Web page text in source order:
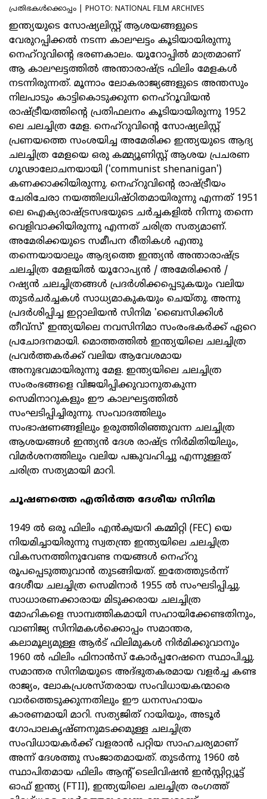
പ്രതിഭകൾക്കൊപ്പം | PHOTO: NATlONAL FILM ARCHIVES
ഇന്ത്യയുടെ സോഷ്യലിസ്റ്റ് ആശയങ്ങളുടെ
വേരുറപ്പിക്കല്‍ നടന്ന കാലഘട്ടം കൂടിയായിരുന്നു
നെഹ്റുവിന്റെ ഭരണകാലം. യൂറോപ്പില്‍ മാത്രമാണ്
ആ കാലഘട്ടത്തില്‍ അന്താരാഷ്ട്ര ഫിലിം മേളകള്‍
നടന്നിരുന്നത്. മൂന്നാം ലോകരാജ്യങ്ങളുടെ അന്തസും
നിലപാടും കാട്ടികൊടുക്കുന്ന നെഹ്റൂവിയന്‍
രാഷ്ട്രീയത്തിന്റെ പ്രതിഫലനം കൂടിയായിരുന്നു 1952
ലെ ചലച്ചിത്ര മേള. നെഹ്റുവിന്റെ സോഷ്യലിസ്റ്റ്
പ്രണയത്തെ സംശയിച്ച അമേരിക്ക ഇന്ത്യയുടെ ആദ്യ
ചലച്ചിത്ര മേളയെ ഒരു കമ്മ്യൂണിസ്റ്റ് ആശയ പ്രചരണ
ഗൂഢാലോചനയായി ('communist shenanigan')
കണക്കാക്കിയിരുന്നു. നെഹ്റുവിന്റെ രാഷ്ട്രീയം
ചേരിചേരാ നയത്തിലധിഷ്ഠിതമായിരുന്നു എന്നത് 1951
ലെ ഐക്യരാഷ്ട്രസഭയുടെ ചര്‍ച്ചകളില്‍ നിന്നു തന്നെ
വെളിവാക്കിയിരുന്നു എന്നത് ചരിത്ര സത്യമാണ്.
അമേരിക്കയുടെ സമീപന രീതികള്‍ എന്തു
തന്നെയായാലും ആദ്യത്തെ ഇന്ത്യന്‍ അന്താരാഷ്ട്ര
ചലച്ചിത്ര മേളയില്‍ യൂറോപ്യന്‍ / അമേരിക്കന്‍ /
റഷ്യന്‍ ചലച്ചിത്രങ്ങള്‍ പ്രദര്‍ശിക്കപ്പെടുകയും വലിയ
തുടര്‍ചര്‍ച്ചകള്‍ സാധ്യമാകുകയും ചെയ്തു. അന്നു
പ്രദര്‍ശിപ്പിച്ച ഇറ്റാലിയന്‍ സിനിമ 'ബൈസിക്കിള്‍
തീവ്സ്' ഇന്ത്യയിലെ നവസിനിമാ സംരംഭകര്‍ക്ക് ഏറെ
പ്രചോദനമായി. മൊത്തത്തില്‍ ഇന്ത്യയിലെ ചലച്ചിത്ര
പ്രവര്‍ത്തകര്‍ക്ക് വലിയ ആവേശമായ
അനുഭവമായിരുന്നു മേള. ഇന്ത്യയിലെ ചലച്ചിത്ര
സംരംഭങ്ങളെ വിജയിപ്പിക്കുവാനുതകുന്ന
സെമിനാറുകളും ഈ കാലഘട്ടത്തില്‍
സംഘടിപ്പിച്ചിരുന്നു. സംവാദത്തിലും
സംഭാഷണങ്ങളിലും ഉരുത്തിരിഞ്ഞുവന്ന ചലച്ചിത്ര
ആശയങ്ങള്‍ ഇന്ത്യന്‍ ദേശ രാഷ്ട്ര നിര്‍മിതിയിലും,
വിമര്‍ശനത്തിലും വലിയ പങ്കുവഹിച്ചു എന്നുള്ളത്
ചരിത്ര സത്യമായി മാറി.
ചൂഷണത്തെ എതിര്‍ത്ത ദേശീയ സിനിമ
1949 ല്‍ ഒരു ഫിലിം എന്‍ക്വയറി കമ്മിറ്റി (FEC) യെ
നിയമിച്ചായിരുന്നു സ്വതന്ത്ര ഇന്ത്യയിലെ ചലച്ചിത്ര
വികസനത്തിനുവേണ്ട നയങ്ങള്‍ നെഹ്റു
രൂപപ്പെടുത്തുവാന്‍ തുടങ്ങിയത്. ഇതേത്തുടര്‍ന്ന്
ദേശീയ ചലച്ചിത്ര സെമിനാര്‍ 1955 ല്‍ സംഘടിപ്പിച്ചു.
സാധാരണക്കാരായ മിടുക്കരായ ചലച്ചിത്ര
മോഹികളെ സാമ്പത്തികമായി സഹായിക്കേണ്ടതിനും,
വാണിജ്യ സിനിമകള്‍ക്കൊപ്പം സമാന്തര,
കലാമൂല്യമുള്ള ആര്‍ട് ഫിലിമുകള്‍ നിര്‍മിക്കുവാനും
1960 ല്‍ ഫിലിം ഫിനാന്‍സ് കോര്‍പ്പറേഷനെ സ്ഥാപിച്ചു.
സമാന്തര സിനിമയുടെ അദ്ഭുതകരമായ വളര്‍ച്ച കണ്ട
രാജ്യം, ലോകപ്രശസ്തരായ സംവിധായകന്മാരെ
വാര്‍ത്തെടുക്കുന്നതിലും ഈ ധനസഹായം
കാരണമായി മാറി. സത്യജിത് റായിയും, അടൂര്‍
ഗോപാലകൃഷ്ണനുമടക്കമുള്ള ചലച്ചിത്ര
സംവിധായകര്‍ക്ക് വളരാന്‍ പറ്റിയ സാഹചര്യമാണ്
അന്ന് ദേശത്തു സംജാതമായത്. തുടര്‍ന്നു 1960 ല്‍
സ്ഥാപിതമായ ഫിലിം ആന്റ് ടെലിവിഷന്‍ ഇന്‍സ്റ്റിറ്റ്യൂട്ട്
ഓഫ് ഇന്ത്യ (FTII), ഇന്ത്യയിലെ ചലച്ചിത്ര രംഗത്ത്